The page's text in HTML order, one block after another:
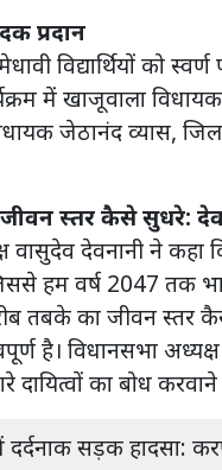
प्रदान
विद्यार्थियों को
में खाजूवाला
जेठानंद व्यास,
स्तर कैसे सुधरे:
वासुदेव देवनानी ने
हम वर्ष 2047 तक
तबके का जीवन स्तर
है। विधानसभा अध्यक्ष
दायित्वों का बोध करवाने
दर्दनाक सड़क हादसा: